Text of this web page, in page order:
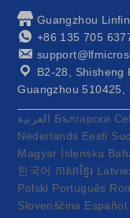
Guangzhou
+86 135 705
B2-28, Shisheng
Guangzhou 510425,
العربية Български
Nederlands Eesti
Magyar Íslenska
한국어 ភាសាខ្មែរ
Polski Português
Slovenščina Español